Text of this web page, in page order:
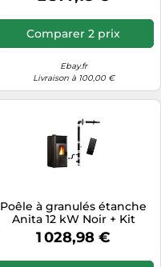
Comparer 2 prix
Ebay.fr
Livraison à 100,00 €
Poêle à granulés étanche
Anita 12 kW Noir + Kit
d'installation
1 028,98 €